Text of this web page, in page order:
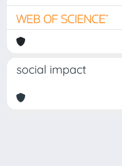
social impact